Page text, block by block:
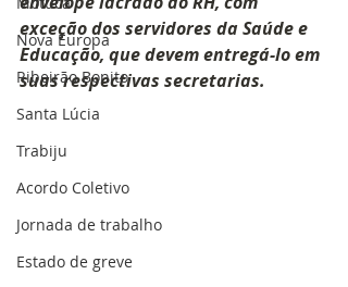
Nova Europa
Ribeirão Bonito
Santa Lúcia
Trabiju
Acordo Coletivo
Jornada de trabalho
Estado de greve
exceção dos servidores da Saúde e
Educação, que devem entregá-lo em
suas respectivas secretarias.